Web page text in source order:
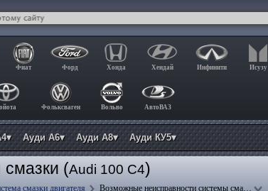
Фиат Форд Хонда Хендай Инфинити Исузу
Фольксваген Вольво АвтоВАЗ
Ауди А6▾ Ауди А8▾ Ауди КУ5▾
(Audi 100 C4)
смазки двигателя Возможные неисправности системы сма…